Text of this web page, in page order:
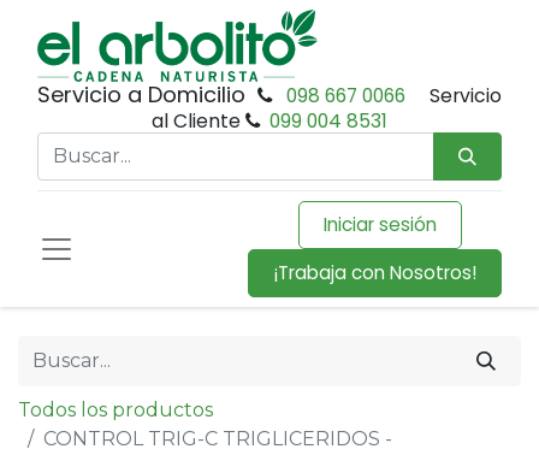
Servicio a Domicilio 098 667 0066
Servicio
al Cliente
099 004 8531
Iniciar sesión
¡Trabaja con Nosotros!
Todos los productos
CONTROL TRIG-C TRIGLICERIDOS -